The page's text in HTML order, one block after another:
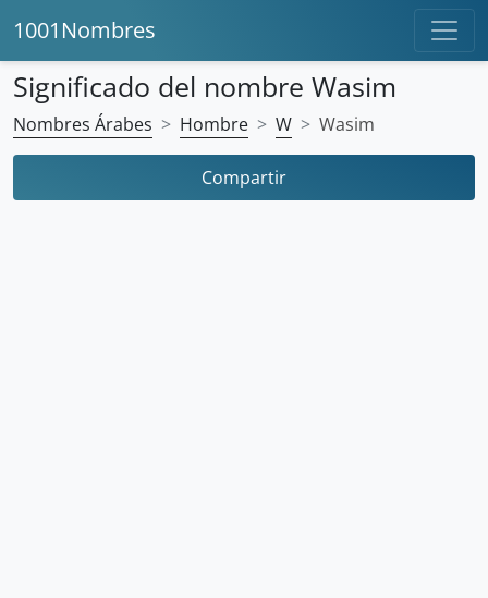
1001Nombres
Significado del nombre Wasim
Nombres Árabes Hombre W Wasim
Compartir